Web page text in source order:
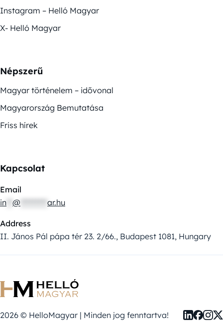
Instagram – Helló Magyar
X- Helló Magyar
Népszerű
Magyar történelem – idővonal
Magyarország Bemutatása
Friss hírek
Kapcsolat
Email
in @ ar.hu
Address
II. János Pál pápa tér 23. 2/66., Budapest 1081, Hungary
2026 © HelloMagyar | Minden jog fenntartva!